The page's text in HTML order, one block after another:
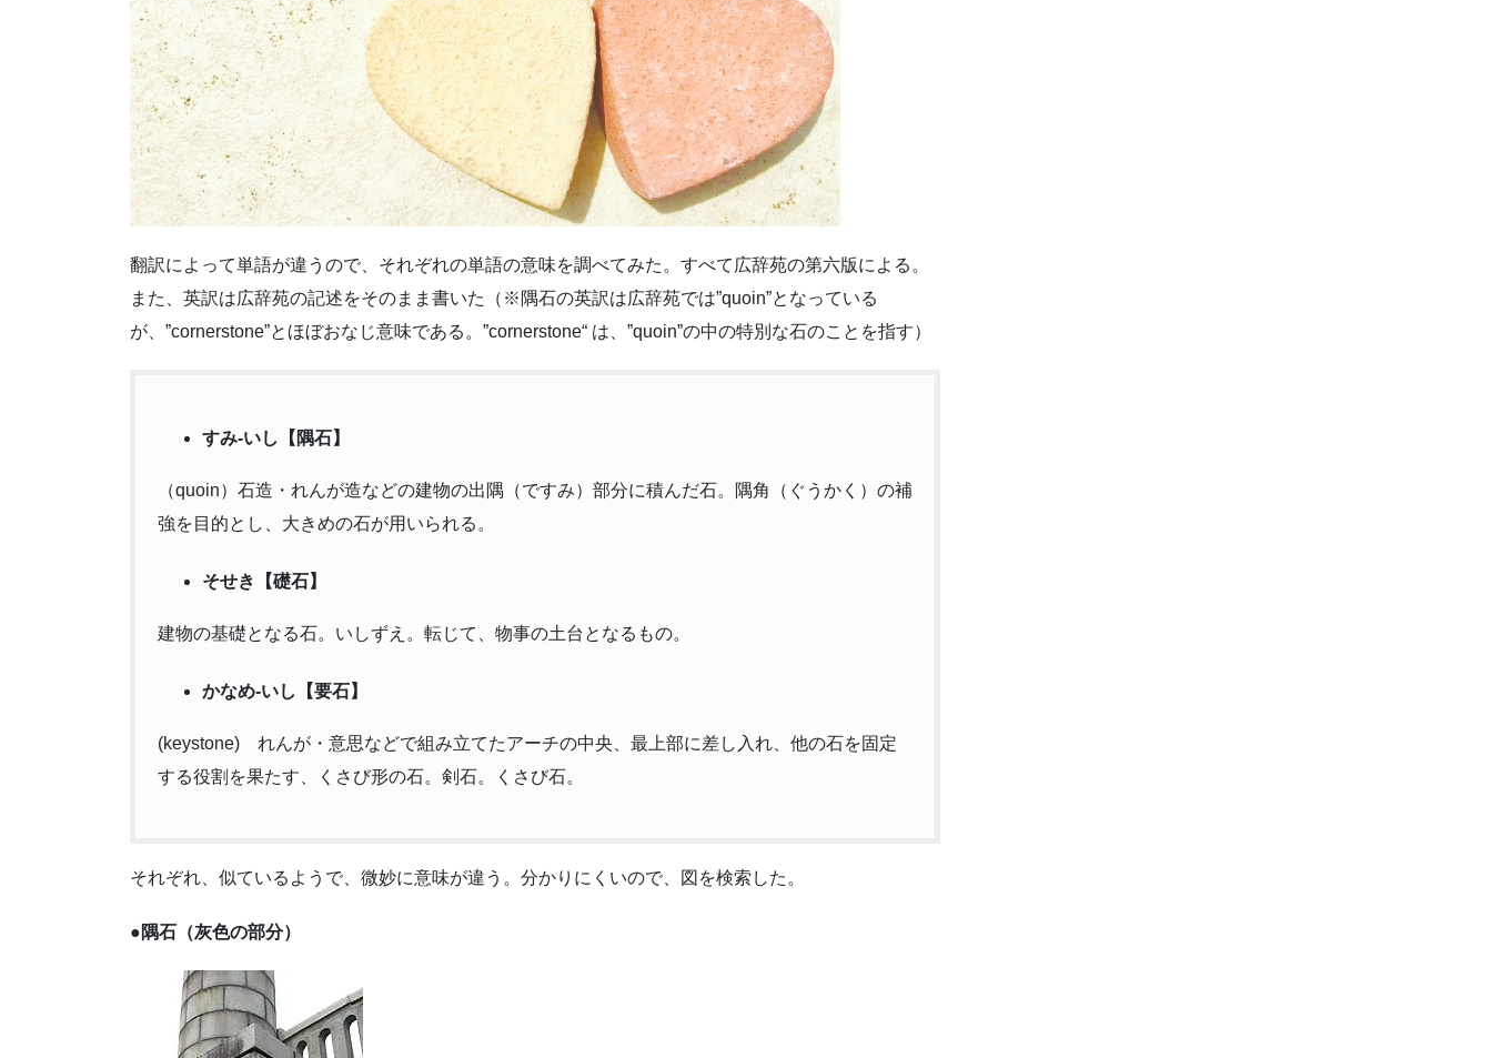
翻訳によって単語が違うので、それぞれの単語の意味を調べてみた。すべて広辞苑の第六版による。
また、英訳は広辞苑の記述をそのまま書いた（※隅石の英訳は広辞苑では”quoin”となっている
が、”cornerstone”とほぼおなじ意味である。”cornerstone“ は、”quoin”の中の特別な石のことを指す）
すみ-いし【隅石】
（quoin）石造・れんが造などの建物の出隅（ですみ）部分に積んだ石。隅角（ぐうかく）の補
強を目的とし、大きめの石が用いられる。
そせき【礎石】
建物の基礎となる石。いしずえ。転じて、物事の土台となるもの。
かなめ-いし【要石】
(keystone) れんが・意思などで組み立てたアーチの中央、最上部に差し入れ、他の石を固定
する役割を果たす、くさび形の石。剣石。くさび石。
それぞれ、似ているようで、微妙に意味が違う。分かりにくいので、図を検索した。
●隅石（灰色の部分）